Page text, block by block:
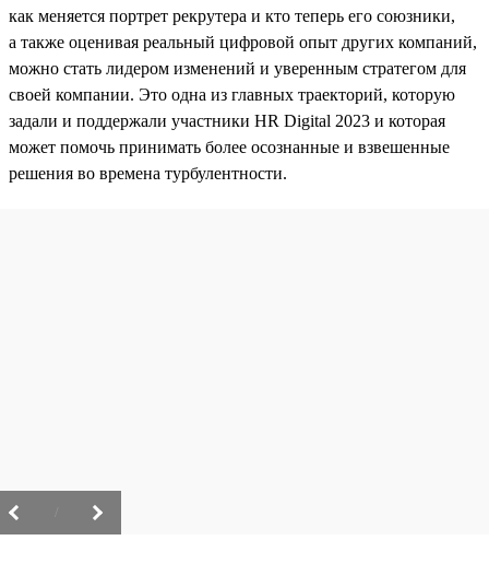
как меняется портрет рекрутера и кто теперь его союзники,
а также оценивая реальный цифровой опыт других компаний,
можно стать лидером изменений и уверенным стратегом для
своей компании. Это одна из главных траекторий, которую
задали и поддержали участники HR Digital 2023 и которая
может помочь принимать более осознанные и взвешенные
решения во времена турбулентности.